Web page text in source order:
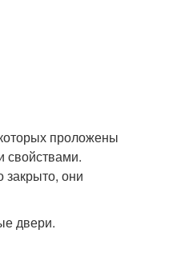
проложены
свойствами.
закрыто, они
двери.